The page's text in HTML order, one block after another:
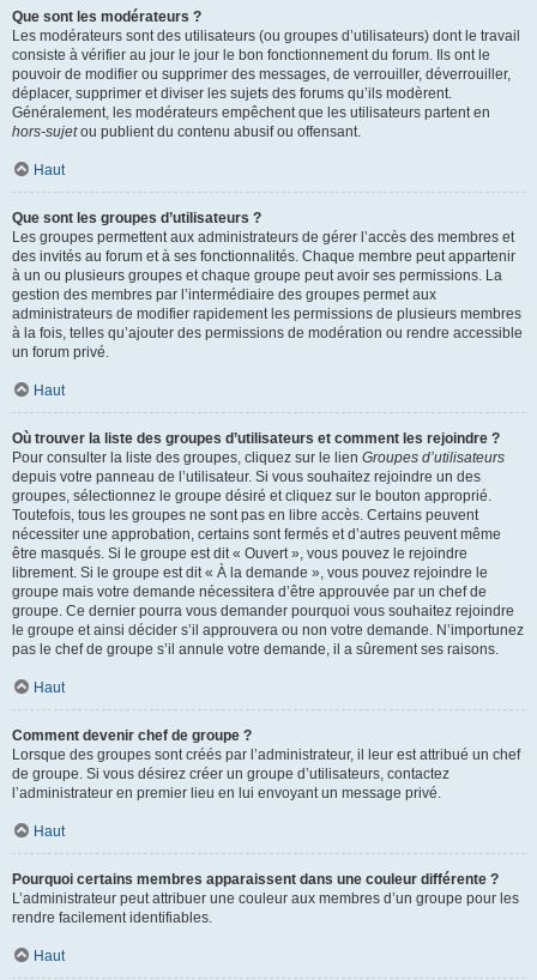
Que sont les modérateurs ?
Les modérateurs sont des utilisateurs (ou groupes d’utilisateurs) dont le travail
consiste à vérifier au jour le jour le bon fonctionnement du forum. Ils ont le
pouvoir de modifier ou supprimer des messages, de verrouiller, déverrouiller,
déplacer, supprimer et diviser les sujets des forums qu’ils modèrent.
Généralement, les modérateurs empêchent que les utilisateurs partent en
hors-sujetou publient du contenu abusif ou offensant.
Haut
Que sont les groupes d’utilisateurs ?
Les groupes permettent aux administrateurs de gérer l’accès des membres et
des invités au forum et à ses fonctionnalités. Chaque membre peut appartenir
à un ou plusieurs groupes et chaque groupe peut avoir ses permissions. La
gestion des membres par l’intermédiaire des groupes permet aux
administrateurs de modifier rapidement les permissions de plusieurs membres
à la fois, telles qu’ajouter des permissions de modération ou rendre accessible
un forum privé.
Haut
Où trouver la liste des groupes d’utilisateurs et comment les rejoindre ?
Pour consulter la liste des groupes, cliquez sur le lien Groupes d’utilisateurs
depuis votre panneau de l’utilisateur. Si vous souhaitez rejoindre un des
groupes, sélectionnez le groupe désiré et cliquez sur le bouton approprié.
Toutefois, tous les groupes ne sont pas en libre accès. Certains peuvent
nécessiter une approbation, certains sont fermés et d’autres peuvent même
être masqués. Si le groupe est dit « Ouvert », vous pouvez le rejoindre
librement. Si le groupe est dit « À la demande », vous pouvez rejoindre le
groupe mais votre demande nécessitera d’être approuvée par un chef de
groupe. Ce dernier pourra vous demander pourquoi vous souhaitez rejoindre
le groupe et ainsi décider s’il approuvera ou non votre demande. N’importunez
pas le chef de groupe s’il annule votre demande, il a sûrement ses raisons.
Haut
Comment devenir chef de groupe ?
Lorsque des groupes sont créés par l’administrateur, il leur est attribué un chef
de groupe. Si vous désirez créer un groupe d’utilisateurs, contactez
l’administrateur en premier lieu en lui envoyant un message privé.
Haut
Pourquoi certains membres apparaissent dans une couleur différente ?
L’administrateur peut attribuer une couleur aux membres d’un groupe pour les
rendre facilement identifiables.
Haut